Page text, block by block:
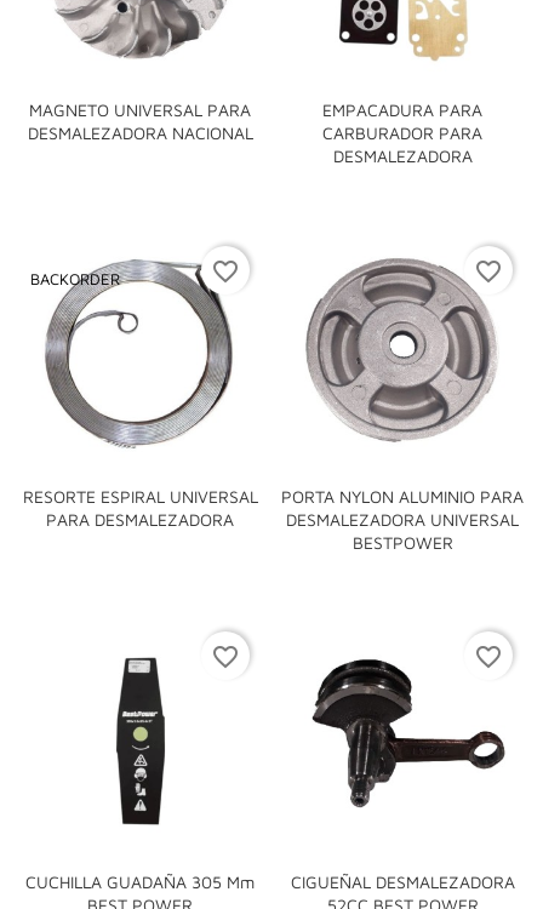
MAGNETO UNIVERSAL PARA
DESMALEZADORA NACIONAL
EMPACADURA PARA
CARBURADOR PARA
DESMALEZADORA
RESORTE ESPIRAL UNIVERSAL
PARA DESMALEZADORA
BACKORDER favorite_border
PORTA NYLON ALUMINIO PARA
DESMALEZADORA UNIVERSAL
BESTPOWER
favorite_border
CUCHILLA GUADAÑA 305 Mm
favorite_border
CIGUEÑAL DESMALEZADORA
favorite_border